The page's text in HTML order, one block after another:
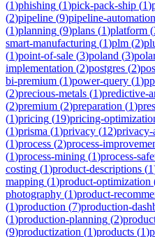
(1)phishing (1)pick-pack-ship (1)
(2)pipeline (9)pipeline-automation
(1)planning (9)plans (1)platform (
smart-manufacturing (1)plm (2)
(1)point-of-sale (3)poland (3)
implementation (2)postgres (2)
bi-premium (1)power-query (1)
(2)precious-metals (1)predictive-
(2)premium (2)preparation (1)
(1)pricing (19)pricing-
(1)prisma (1)privacy (12)privacy-
(1)process (2)process-
(1)process-mining (1)process-
costing (1)product-descriptions (1
mapping (1)product-optimization
photography (1)product-
(1)production (7)production-
(1)production-planning (2)
(9)productization (1)products (1)